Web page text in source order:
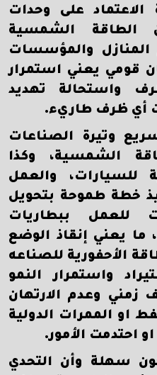
على وحدات
الطاقة الشمسية
والمؤسسات
قومي يعني استمرار
واستحالة تهديد
أي ظرف طاريء.
وتيرة الصناعات
الشمسية، وكذا
للسيارات، والعمل
خطة طموحة بتحويل
للعمل ببطاريات
ما يعني إنقاذ الوضع
الأحفورية للصناعه
واستمرار النمو
وعدم الارتهان
او الممرات الدولية
احتدمت الأمور.
سهلة وأن التحدي